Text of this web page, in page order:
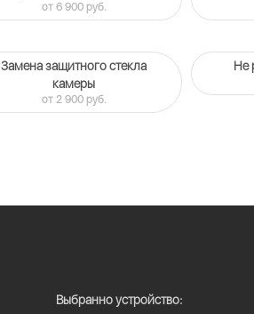
от 6 900 руб.
Замена защитного стекла
камеры
от 2 900 руб.
Не
Выбранно устройство: